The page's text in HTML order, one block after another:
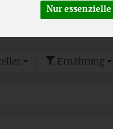
Nur
Ernährung